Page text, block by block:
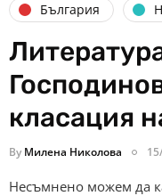
България
класация
By Милена Николова
Несъмнено можем да